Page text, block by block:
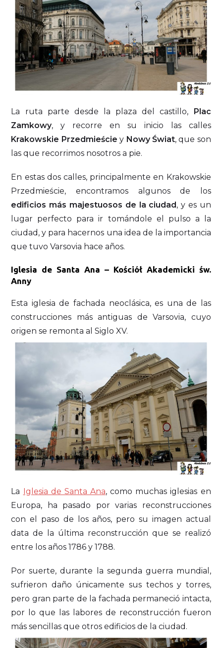
La ruta parte desde la plaza del castillo,
Plac
Zamkowy, y recorre en su inicio las calles
Krakowskie Przedmieście y Nowy Świat, que son
las que recorrimos nosotros a pie.
En estas dos calles, principalmente en Krakowskie
Przedmieście, encontramos algunos de los
edificios más majestuosos de la ciudad , y es un
lugar perfecto para ir tomándole el pulso a la
ciudad, y para hacernos una idea de la importancia
que tuvo Varsovia hace años.
Iglesia de Santa Ana – Kościół Akademicki św.
Anny
Esta iglesia de fachada neoclásica, es una de las
construcciones más antiguas de Varsovia, cuyo
origen se remonta al Siglo XV.
La Iglesia de Santa Ana, como muchas iglesias en
Europa, ha pasado por varias reconstrucciones
con el paso de los años, pero su imagen actual
data de la última reconstrucción que se realizó
entre los años 1786 y 1788.
Por suerte, durante la segunda guerra mundial,
sufrieron daño únicamente sus techos y torres,
pero gran parte de la fachada permaneció intacta,
por lo que las labores de reconstrucción fueron
más sencillas que otros edificios de la ciudad.